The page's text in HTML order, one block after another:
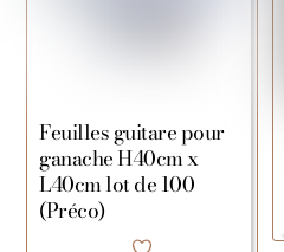
Feuilles guitare pour
ganache H40cm x
L40cm lot de 100
(Préco)